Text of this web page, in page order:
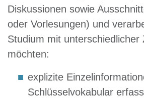
Diskussionen sowie
oder Vorlesungen) und
Studium mit unterschiedlicher
möchten:
explizite
Schlüsselvokabular